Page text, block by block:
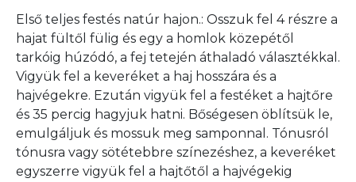
Első teljes festés natúr hajon.: Osszuk fel 4 részre a
hajat fültől fülig és egy a homlok közepétől
tarkóig húzódó, a fej tetején áthaladó választékkal.
Vigyük fel a keveréket a haj hosszára és a
hajvégekre. Ezután vigyük fel a festéket a hajtőre
és 35 percig hagyjuk hatni. Bőségesen öblítsük le,
emulgáljuk és mossuk meg samponnal. Tónusról
tónusra vagy sötétebbre színezéshez, a keveréket
egyszerre vigyük fel a hajtőtől a hajvégekig